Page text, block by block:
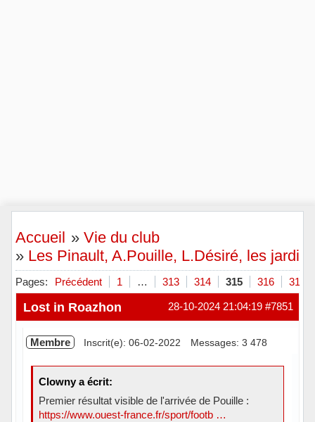
Accueil »Vie du club
» Les Pinault, A.Pouille, L.Désiré, les
Pages: Précédent 1 … 313 314 315 316 317
#7851
28-10-2024 21:04:19
Lost in Roazhon
Membre Inscrit(e): 06-02-2022 Messages: 3 478
Clowny a écrit:
Premier résultat visible de l'arrivée de Pouille :
https://www.ouest-france.fr/sport/footb …